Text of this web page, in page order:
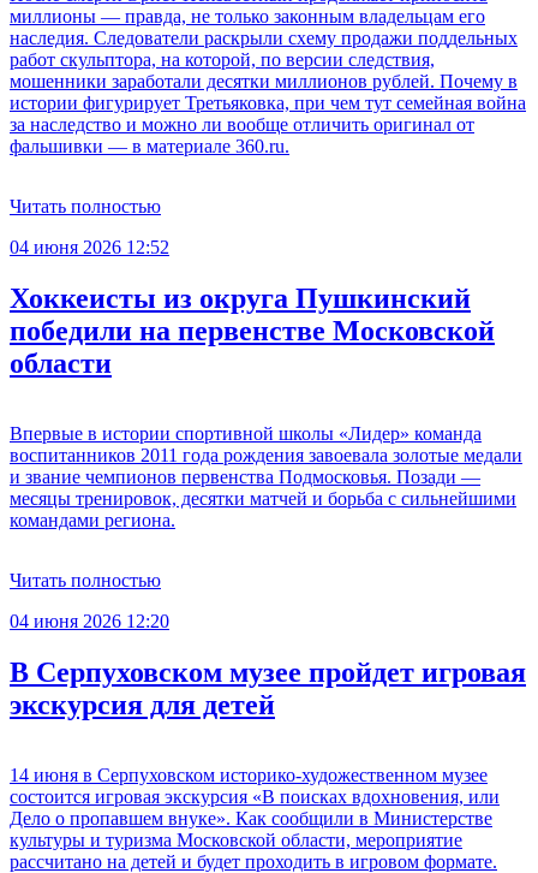
миллионы — правда, не только законным владельцам его
наследия. Следователи раскрыли схему продажи поддельных
работ скульптора, на которой, по версии следствия,
мошенники заработали десятки миллионов рублей. Почему в
истории фигурирует Третьяковка, при чем тут семейная война
за наследство и можно ли вообще отличить оригинал от
фальшивки — в материале 360.ru.
Читать полностью
04 июня 2026 12:52
Хоккеисты из округа Пушкинский
победили на первенстве Московской
области
Впервые в истории спортивной школы «Лидер» команда
воспитанников 2011 года рождения завоевала золотые медали
и звание чемпионов первенства Подмосковья. Позади —
месяцы тренировок, десятки матчей и борьба с сильнейшими
командами региона.
Читать полностью
04 июня 2026 12:20
В Серпуховском музее пройдет игровая
экскурсия для детей
14 июня в Серпуховском историко-художественном музее
состоится игровая экскурсия «В поисках вдохновения, или
Дело о пропавшем внуке». Как сообщили в Министерстве
культуры и туризма Московской области, мероприятие
рассчитано на детей и будет проходить в игровом формате.